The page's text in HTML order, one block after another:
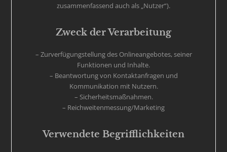
zusammenfassend auch als „Nutzer“).
Zweck der Verarbeitung
– Zurverfügungstellung des Onlineangebotes, seiner
Funktionen und Inhalte.
– Beantwortung von Kontaktanfragen und
Kommunikation mit Nutzern.
– Sicherheitsmaßnahmen.
– Reichweitenmessung/Marketing
Verwendete Begrifflichkeiten